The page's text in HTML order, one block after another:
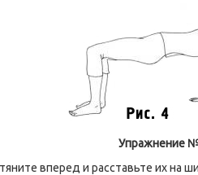
Упражнение
вперед и расставьте их на